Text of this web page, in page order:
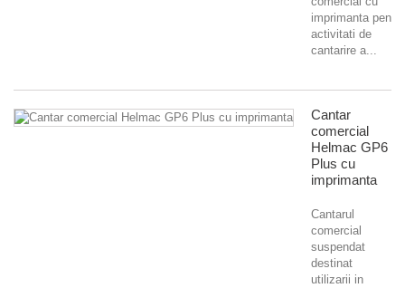
imprimanta pentru
activitati de
cantarire a...
Cantar
comercial
Helmac GP6
Plus cu
imprimanta
Cantarul
comercial
suspendat
destinat
utilizarii in